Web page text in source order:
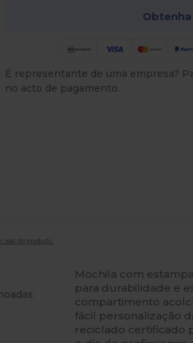
É representante de uma empresa?
no acto de pagamento.
real do produto.
Mochila com
para durabilidade e
compartimento
fácil personalização
reciclado certificado